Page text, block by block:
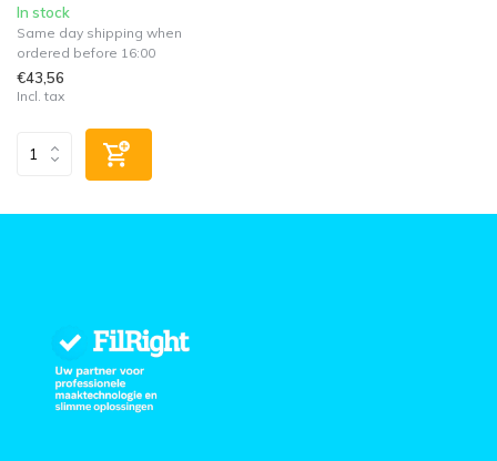
In stock
Same day shipping when
ordered before 16:00
€43,56
Incl. tax